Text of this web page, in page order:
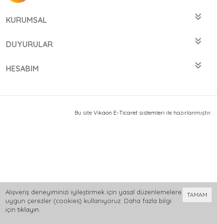
KURUMSAL
DUYURULAR
HESABIM
Bu site Vikaon E-Ticaret sistemleri ile hazırlanmıştır.
TAMAM
Alışveriş deneyiminizi iyileştirmek için yasal düzenlemelere
uygun çerezler (cookies) kullanıyoruz. Daha fazla bilgi
için tıklayın